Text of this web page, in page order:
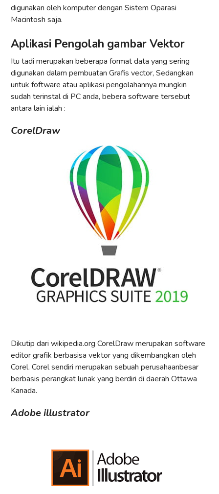
digunakan oleh komputer dengan Sistem Oparasi
Macintosh saja.
Aplikasi Pengolah gambar Vektor
Itu tadi merupakan beberapa format data yang sering
digunakan dalam pembuatan Grafis vector, Sedangkan
untuk foftware atau aplikasi pengolahannya mungkin
sudah terinstal di PC anda, bebera software tersebut
antara lain ialah :
CorelDraw
Dikutip dari wikipedia.org CorelDraw merupakan software
editor grafik berbasisa vektor yang dikembangkan oleh
Corel. Corel sendiri merupakan sebuah perusahaanbesar
berbasis perangkat lunak yang berdiri di daerah Ottawa
Kanada.
Adobe illustrator